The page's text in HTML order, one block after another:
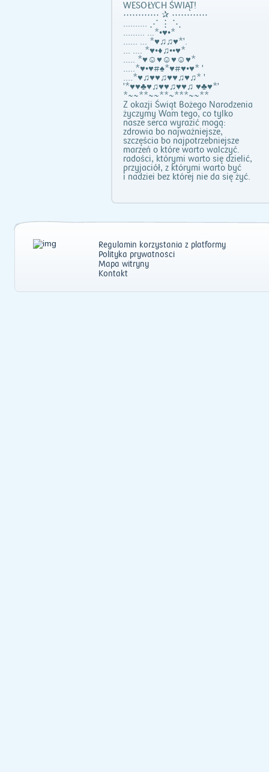
WESOŁYCH ŚWIĄT!
⋯⋯⋯⋯ ✰ ⋯⋯⋯⋯
.......... ⋰ ⋮ ⋱
……… ...*•♥•*
…… ... *♥♫♫♥*'.
… .... *♥•♦♫••♥*
..... *♥☺♥☺♥☺♥*
.....*♥•♥#♠*♥#♥•♥* '
....*♥♫♥♥♫♥♥♫♥♫* '
'*♥♥♣♥♫♥♥♫♥♥♫ ♥♣♥*'
*~~**~~**~***~~**
Z okazji Świąt Bożego Narodzenia
życzymy Wam tego, co tylko
nasze serca wyrazić mogą:
zdrowia bo najważniejsze,
szczęścia bo najpotrzebniejsze
marzeń o które warto walczyć.
radości, którymi warto się dzielić,
przyjaciół, z którymi warto być
i nadziei bez której nie da się żyć.
Regulamin korzystania z platformy
Polityka prywatności
Mapa witryny
Kontakt